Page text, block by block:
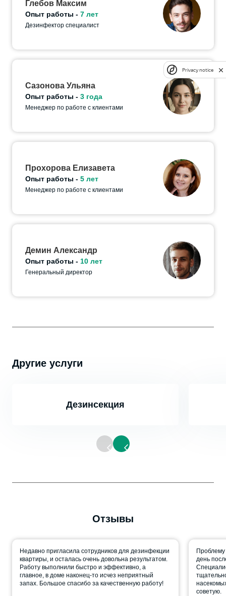
Глебов Максим
Опыт работы - 7 лет
Дезинфектор специалист
Сазонова Ульяна
Опыт работы - 3 года
Менеджер по работе с клиентами
Прохорова Елизавета
Опыт работы - 5 лет
Менеджер по работе с клиентами
Демин Александр
Опыт работы - 10 лет
Генеральный директор
Другие услуги
Дезинсекция
Отзывы
Недавно пригласила сотрудников для дезинфекции
квартиры, и осталась очень довольна результатом.
Работу выполнили быстро и эффективно, а
главное, в доме наконец-то исчез неприятный
запах. Большое спасибо за качественную работу!
день
советую.
Privacy notice